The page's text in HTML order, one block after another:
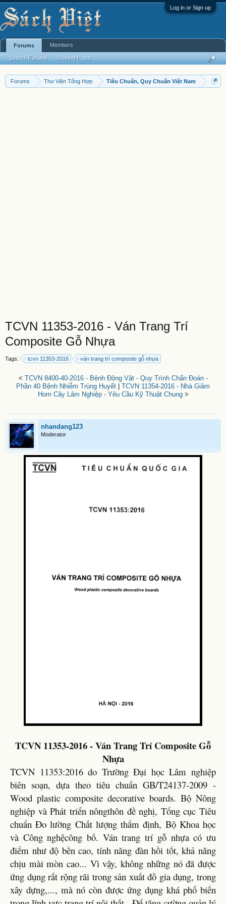
Log in or Sign up
Forums Thư Viện Tổng Hợp Tiêu Chuẩn, Quy Chuẩn Việt Nam
TCVN 11353-2016 - Ván Trang Trí
Composite Gỗ Nhựa
Tags: tcvn 11353-2016 ván trang trí composite gỗ nhựa
< TCVN 8400-40-2016 - Bệnh Động Vật - Quy Trình Chẩn Đoán -
Phần 40 Bệnh Nhiễm Trùng Huyết
TCVN 11354-2016 - Nhà Giâm
Hom Cây Lâm Nghiệp - Yêu Cầu Kỹ Thuật Chung>
nhandang123
Moderator
TCVN 11353-2016 - Ván Trang Trí Composite Gỗ
Nhựa
TCVN 11353:2016 do Trường Đại học Lâm nghiệp
biên soạn, dựa theo tiêu chuẩn GB/T24137-2009 -
Wood plastic composite decorative boards. Bộ Nông
nghiệp và Phát triển nôngthôn đề nghị, Tổng cục Tiêu
chuẩn Đo lường Chất lượng thẩm định, Bộ Khoa học
và Công nghệcông bố. Ván trang trí gỗ nhựa có ưu
điểm như độ bền cao, tính năng đàn hồi tốt, khả năng
chịu mài mòn cao... Vì vậy, không những nó đã được
ứng dụng rất rộng rãi trong sản xuất đồ gia dụng, trong
xây dựng,..., mà nó còn được ứng dụng khá phổ biến
Forums
Search Forums Recent Posts
Members